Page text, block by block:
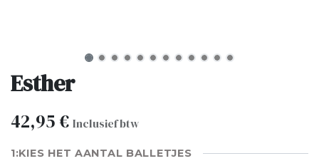
Esther
42,95€ Inclusief btw
KIES HET AANTAL BALLETJES